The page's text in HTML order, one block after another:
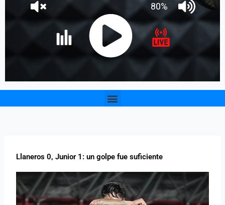
Menu
Llaneros 0, Junior 1: un golpe fue suficiente